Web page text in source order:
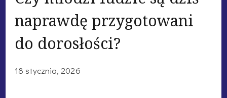
naprawdę przygotowani
do dorosłości?
18 stycznia, 2026